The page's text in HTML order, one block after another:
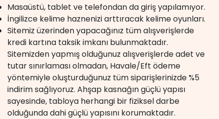
Masaüstü, tablet ve telefondan da giriş yapılamıyor.
İngilizce kelime haznenizi arttıracak kelime oyunları.
Sitemiz üzerinden yapacağınız tüm alışverişlerde
kredi kartına taksik imkanı bulunmaktadır.
Sitemizden yapmış olduğunuz alışverişlerde adet ve
tutar sınırlaması olmadan, Havale/Eft ödeme
yöntemiyle oluşturduğunuz tüm siparişlerinizde %5
indirim sağlıyoruz. Ahşap kasnağın güçlü yapısı
sayesinde, tabloya herhangi bir fiziksel darbe
olduğunda dahi güçlü yapısını korumaktadır.